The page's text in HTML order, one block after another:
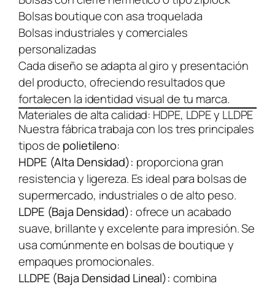
Bolsas boutique con asa troquelada
Bolsas industriales y comerciales
personalizadas
Cada diseño se adapta al giro y presentación
del producto, ofreciendo resultados que
fortalecen la identidad visual de tu marca.
Materiales de alta calidad: HDPE, LDPE y LLDPE
Nuestra fábrica trabaja con los tres principales
tipos de polietileno:
HDPE (Alta Densidad): proporciona gran
resistencia y ligereza. Es ideal para bolsas de
supermercado, industriales o de alto peso.
LDPE (Baja Densidad): ofrece un acabado
suave, brillante y excelente para impresión. Se
usa comúnmente en bolsas de boutique y
empaques promocionales.
LLDPE (Baja Densidad Lineal): combina